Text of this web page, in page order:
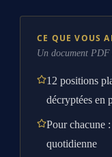
CE QUE VOUS
Un document PDF
12 positions
décryptées en
Pour chacune
quotidienne